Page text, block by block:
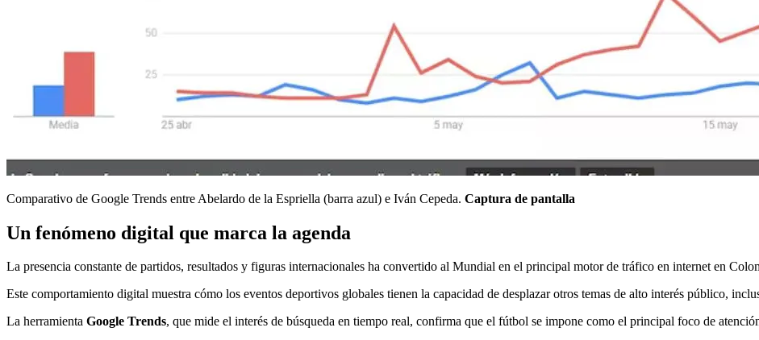
Comparativo de Google Trends entre Abelardo de la Espriella (barra azul) e Iván Cepeda. Captura de pantalla
Un fenómeno digital que marca la agenda
La presencia constante de partidos, resultados y figuras internacionales ha convertido al Mundial en el principal motor de tráfico en internet en
Este comportamiento digital muestra cómo los eventos deportivos globales tienen la capacidad de desplazar otros temas de alto interés público,
La herramienta Google Trends, que mide el interés de búsqueda en tiempo real, confirma que el fútbol se impone como el principal foco de